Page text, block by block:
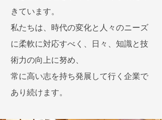
きています。
私たちは、時代の変化と人々のニーズ
に柔軟に対応すべく、日々、知識と技
術力の向上に努め、
常に高い志を持ち発展して行く企業で
あり続けます。